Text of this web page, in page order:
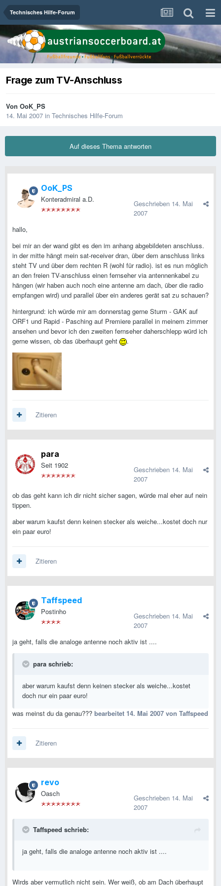
Technisches Hilfe-Forum
Frage zum TV-Anschluss
Von OoK_PS
14. Mai 2007 in Technisches Hilfe-Forum
Auf dieses Thema antworten
OoK_PS
Konteradmiral a.D. Geschrieben 14. Mai
2007
hallo,
bei mir an der wand gibt es den im anhang abgebildeten anschluss.
in der mitte hängt mein sat-receiver dran, über dem anschluss links
steht TV und über dem rechten R (wohl für radio). ist es nun möglich
an den freien TV-anschluss einen fernseher via antennenkabel zu
hängen (wir haben auch noch eine antenne am dach, über die radio
empfangen wird) und parallel über ein anderes gerät sat zu schauen?
hintergrund: ich würde mir am donnerstag gerne Sturm - GAK auf
ORF1 und Rapid - Pasching auf Premiere parallel in meinem zimmer
ansehen und bevor ich den zweiten fernseher daherschlepp würd ich
gerne wissen, ob das überhaupt geht
.
Zitieren
para
Seit 1902 Geschrieben 14. Mai
2007
ob das geht kann ich dir nicht sicher sagen, würde mal eher auf nein
tippen.
aber warum kaufst denn keinen stecker als weiche...kostet doch nur
ein paar euro!
Zitieren
Taffspeed
Postinho Geschrieben 14. Mai
2007
ja geht, falls die analoge antenne noch aktiv ist ....
para schrieb:
aber warum kaufst denn keinen stecker als weiche...kostet
doch nur ein paar euro!
was meinst du da genau??? bearbeitet 14. Mai 2007 von Taffspeed
Zitieren
revo
Oasch Geschrieben 14. Mai
2007
Taffspeed schrieb:
ja geht, falls die analoge antenne noch aktiv ist ....
Wirds aber vermutlich nicht sein. Wer weiß, ob am Dach überhaupt